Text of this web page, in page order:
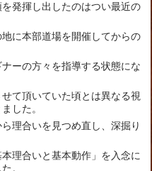
発揮し出したのはつい最近の
に本部道場を開催してからの
ーの方々を指導する状態にな
て頂いていた頃とは異なる視
した。
理合いを見つめ直し、深掘り
理合いと基本動作」を入念に
。